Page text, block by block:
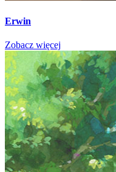
Erwin
Zobacz więcej